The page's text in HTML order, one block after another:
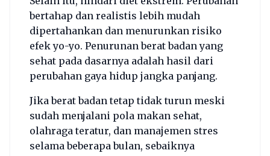
bertahap dan realistis lebih mudah
dipertahankan dan menurunkan risiko
efek yo-yo. Penurunan berat badan yang
sehat pada dasarnya adalah hasil dari
perubahan gaya hidup jangka panjang.
Jika berat badan tetap tidak turun meski
sudah menjalani pola makan sehat,
olahraga teratur, dan manajemen stres
selama beberapa bulan, sebaiknya